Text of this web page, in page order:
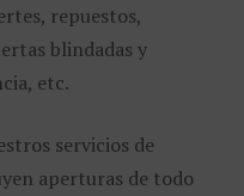
repuestos,
blindadas y
etc.
servicios de
aperturas de todo